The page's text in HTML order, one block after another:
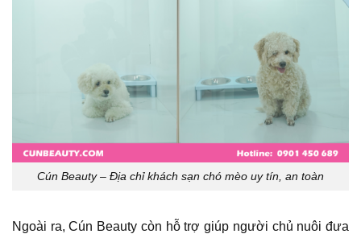
Cún Beauty – Địa chỉ khách sạn chó mèo uy tín, an toàn
Ngoài ra, Cún Beauty còn hỗ trợ giúp người chủ nuôi đưa